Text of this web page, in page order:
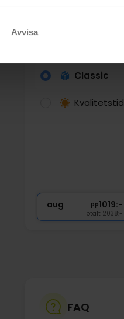
Avvisa
Classic
Kvalitetstid
aug pp1019:-
Totalt 2038:-
FAQ